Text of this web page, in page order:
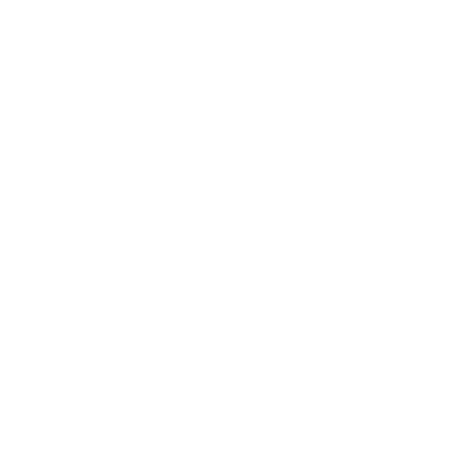
«Кратко о породах». Это статья не о том, что